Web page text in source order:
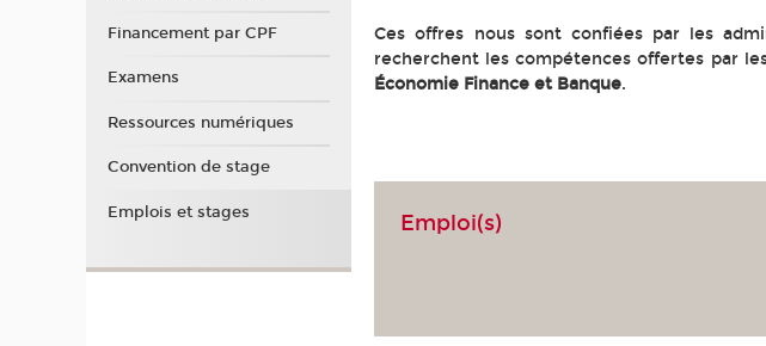
Ces offres nous sont confiées par les
recherchent les compétences offertes par
Économie Finance et Banque.
Emploi(s)
Financement par CPF
Examens
Ressources numériques
Convention de stage
Emplois et stages